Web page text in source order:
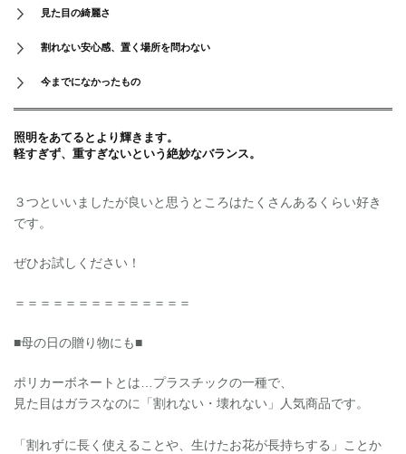
見た目の綺麗さ
割れない安心感、置く場所を問わない
今までになかったもの
照明をあてるとより輝きます。
軽すぎず、重すぎないという絶妙なバランス。
３つといいましたが良いと思うところはたくさんあるくらい好き
です。
ぜひお試しください！
＝＝＝＝＝＝＝＝＝＝＝＝＝＝
■母の日の贈り物にも■
ポリカーボネートとは…プラスチックの一種で、
見た目はガラスなのに「割れない・壊れない」人気商品です。
「割れずに長く使えることや、生けたお花が長持ちする」ことか